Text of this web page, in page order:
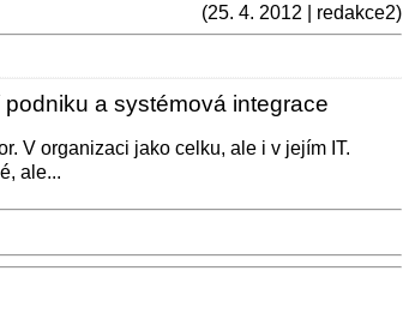
(25. 4. 2012 | redakce2)
a systémová integrace
V organizaci jako celku, ale i v jejím IT.
ale...